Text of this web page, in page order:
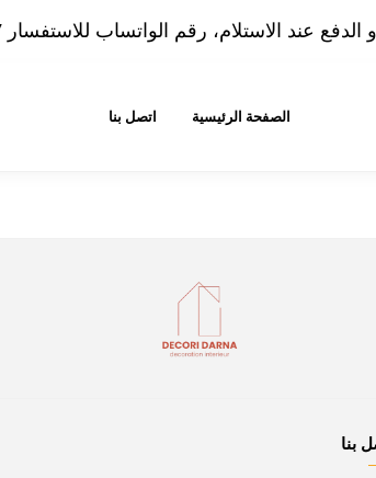
عند الاستلام، رقم الواتساب للاستفسار 07.08.30.17.07
الصفحة الرئيسية اتصل بنا
بنا